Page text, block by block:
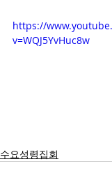
https://
v=WQJ5YvHuc8w
수요성령집회